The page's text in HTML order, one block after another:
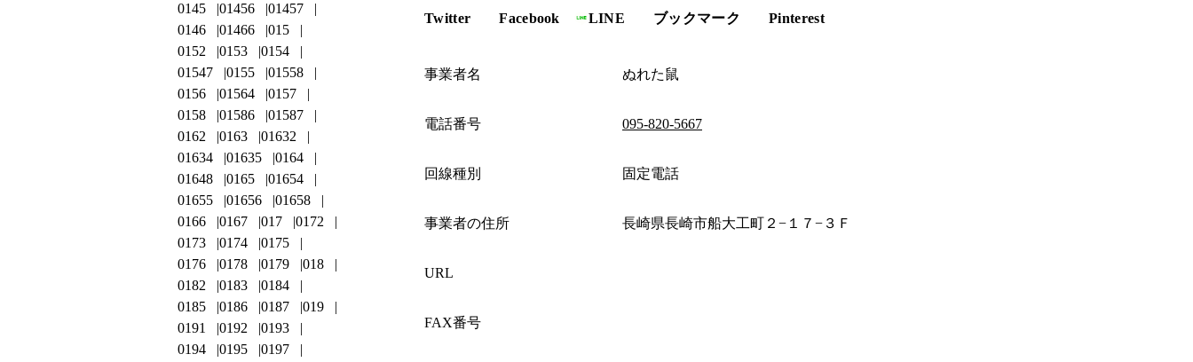
Twitter Facebook LINE ブックマーク Pinterest
事業者名 ぬれた鼠
電話番号 095-820-5667
回線種別 固定電話
事業者の住所 長崎県長崎市船大工町２−１７−３Ｆ
URL
FAX番号
0145
01456
01457
0146
01466
015
0152
0153
0154
01547
0155
01558
0156
01564
0157
0158
01586
01587
0162
0163
01632
01634
01635
0164
01648
0165
01654
01655
01656
01658
0166
0167 017
0172
0173
0174
0175
0176
0178 0179
018
0182
0183
0184
0185
0186 0187
019
0191
0192
0193
0194
0195
0197